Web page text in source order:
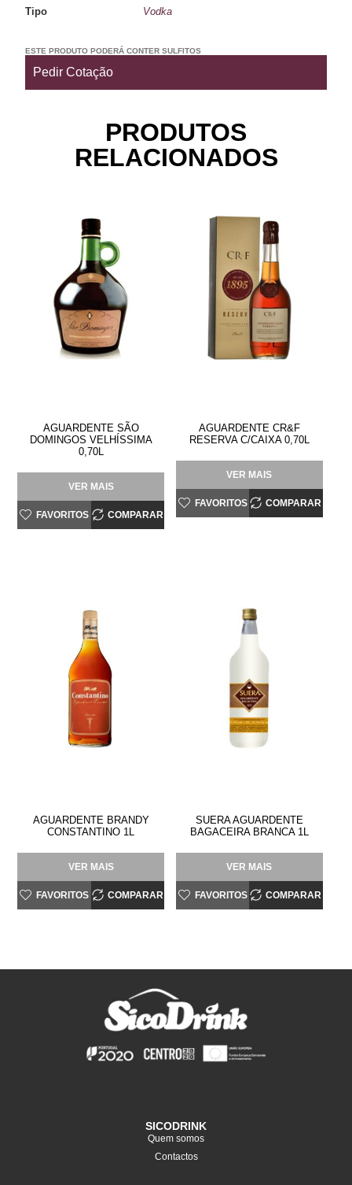
Tipo Vodka
ESTE PRODUTO PODERÁ CONTER SULFITOS
Pedir Cotação
PRODUTOS
RELACIONADOS
AGUARDENTE SÃO
DOMINGOS VELHÍSSIMA
0,70L
VER MAIS
FAVORITOS COMPARAR
AGUARDENTE CR&F
RESERVA C/CAIXA 0,70L
VER MAIS
FAVORITOS COMPARAR
AGUARDENTE BRANDY
CONSTANTINO 1L
VER MAIS
FAVORITOS COMPARAR
SUERA AGUARDENTE
BAGACEIRA BRANCA 1L
VER MAIS
FAVORITOS COMPARAR
SICODRINK
Quem somos
Contactos